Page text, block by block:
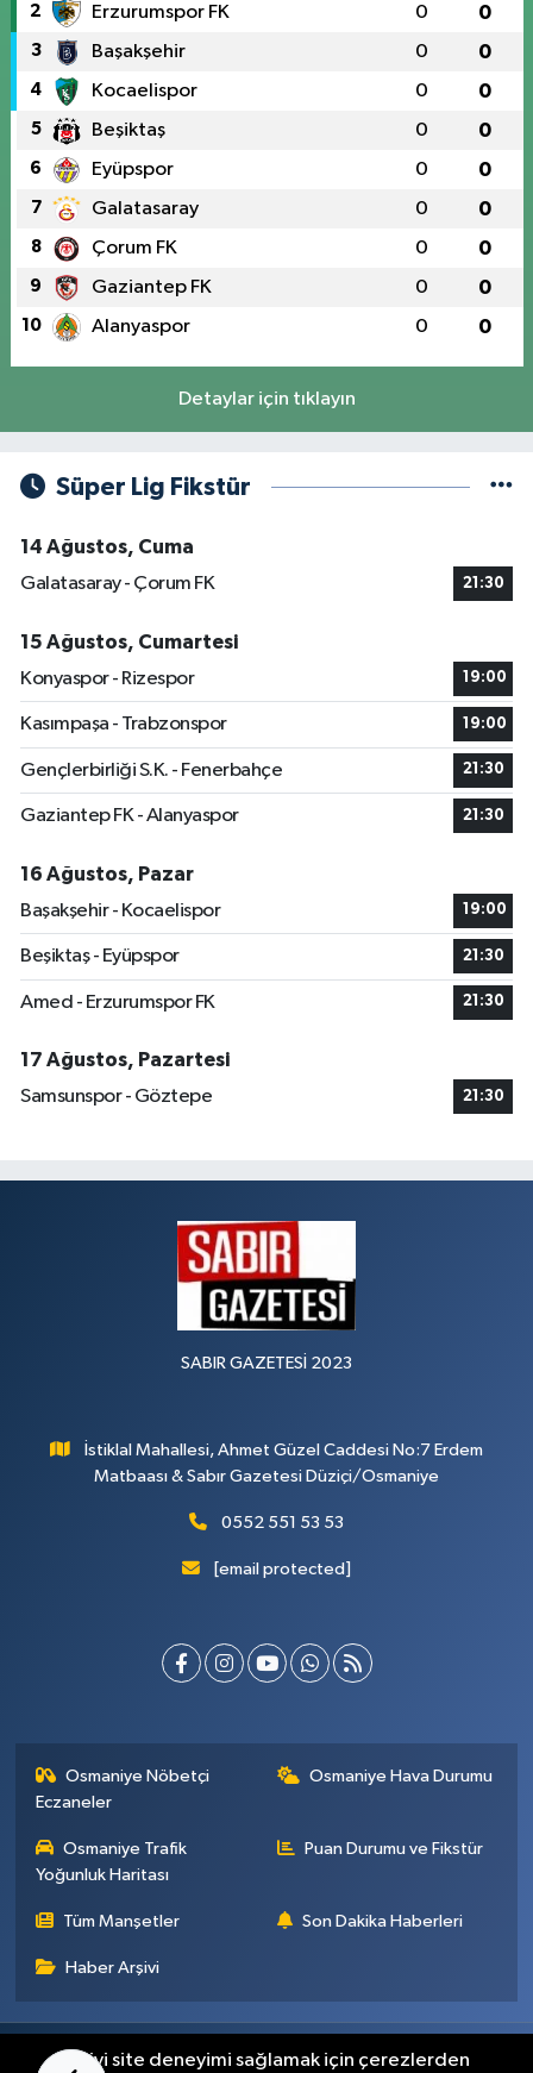
2 Erzurumspor FK 0 0
3 Başakşehir 0 0
4 Kocaelispor 0 0
5 Beşiktaş 0 0
6 Eyüpspor 0 0
7 Galatasaray 0 0
8 Çorum FK 0 0
9 Gaziantep FK 0 0
10 Alanyaspor 0 0
Detaylar için tıklayın
Süper Lig Fikstür
14 Ağustos, Cuma
Galatasaray - Çorum FK
21:30
15 Ağustos, Cumartesi
Konyaspor - Rizespor
19:00
Kasımpaşa - Trabzonspor 19:00
Gençlerbirliği S.K. - Fenerbahçe 21:30
Gaziantep FK - Alanyaspor 21:30
16 Ağustos, Pazar
Başakşehir - Kocaelispor
19:00
Beşiktaş - Eyüpspor 21:30
Amed - Erzurumspor FK 21:30
17 Ağustos, Pazartesi
Samsunspor - Göztepe
21:30
SABIR GAZETESİ 2023
İstiklal Mahallesi, Ahmet Güzel Caddesi No:7 Erdem
Matbaası & Sabır Gazetesi Düziçi/Osmaniye
0552 551 53 53
[email protected]
Osmaniye Nöbetçi
Eczaneler
Osmaniye Hava Durumu
Osmaniye Trafik
Yoğunluk Haritası
Puan Durumu ve Fikstür
Tüm Manşetler Son Dakika Haberleri
Haber Arşivi
Künye İletişim Gizlilik Sözleşmesi
En iyi site deneyimi sağlamak için çerezlerden